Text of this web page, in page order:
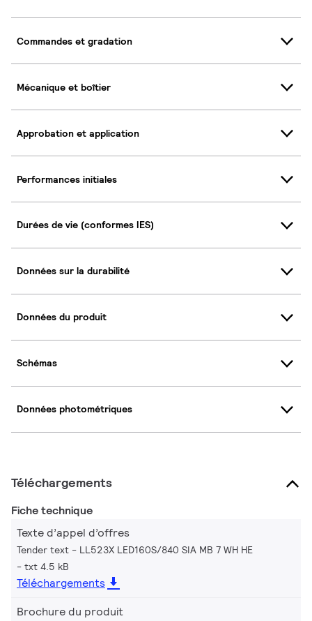
Commandes et gradation
Mécanique et boîtier
Approbation et application
Performances initiales
Durées de vie (conformes IES)
Données sur la durabilité
Données du produit
Schémas
Données photométriques
Téléchargements
Fiche technique
Texte d’appel d’offres
Tender text - LL523X LED160S/840 SIA MB 7 WH HE
txt 4.5 kB
Téléchargements
Brochure du produit